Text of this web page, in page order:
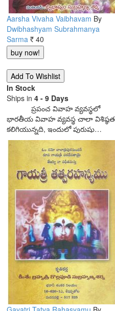
Aarsha Vivaha Vaibhavam By
Dwibhashyam Subrahmanya
Sarma Rs. 40
In Stock
Ships in 4 - 9 Days
ప్రపంచ వివాహ వ్యవస్థలో
భారతీయ వివాహ వ్యవస్థ చాలా విశిష్ఠత
కలిగియున్నది, ఇందులో పురుషు…